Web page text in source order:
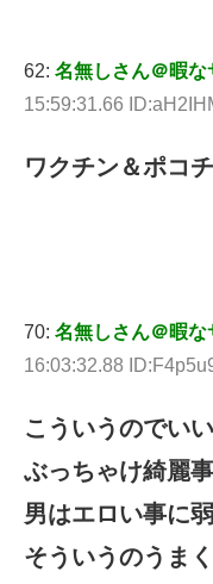
62: 名無しさん＠暇な
15:59:31.66
ワクチン＆ポコ
70: 名無しさん＠暇な
16:03:32.88
こういうのでい
ぶっちゃけ綺麗
男はエロい事に
そういうのうま